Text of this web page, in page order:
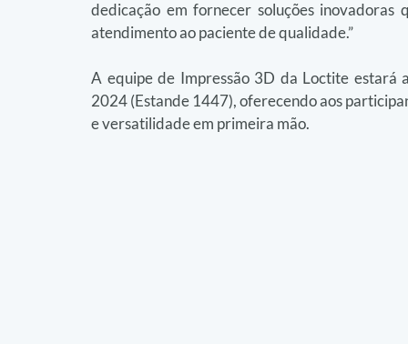
dedicação em fornecer soluções inovadoras
atendimento ao paciente de qualidade.”
A equipe de Impressão 3D da Loctite estará
2024 (Estande 1447), oferecendo aos
e versatilidade em primeira mão.